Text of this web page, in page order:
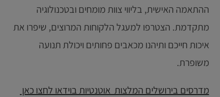
ההתאמה האישית, בליווי צוות מומחים ובטכנולוגיה
מתקדמת. הצטרפו למעגל הלקוחות המרוצים, שיפרו את
איכות חייכם ותיהנו מכאבים פחותים ויכולת תנועה
משופרת.
מדרסים בירושלים המלצות אוטנטיות בוידאו לחצו כאן